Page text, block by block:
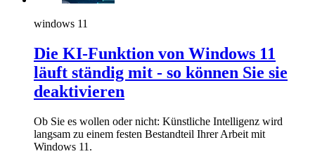
windows 11
Die KI-Funktion von Windows 11
läuft ständig mit - so können Sie sie
deaktivieren
Ob Sie es wollen oder nicht: Künstliche Intelligenz wird
langsam zu einem festen Bestandteil Ihrer Arbeit mit
Windows 11.